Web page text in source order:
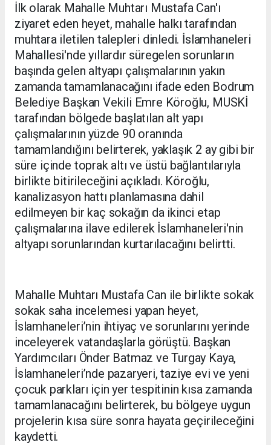
İlk olarak Mahalle Muhtarı Mustafa Can'ı
ziyaret eden heyet, mahalle halkı tarafından
muhtara iletilen talepleri dinledi. İslamhaneleri
Mahallesi'nde yıllardır süregelen sorunların
başında gelen altyapı çalışmalarının yakın
zamanda tamamlanacağını ifade eden Bodrum
Belediye Başkan Vekili Emre Köroğlu, MUSKİ
tarafından bölgede başlatılan alt yapı
çalışmalarının yüzde 90 oranında
tamamlandığını belirterek, yaklaşık 2 ay gibi bir
süre içinde toprak altı ve üstü bağlantılarıyla
birlikte bitirileceğini açıkladı. Köroğlu,
kanalizasyon hattı planlamasına dahil
edilmeyen bir kaç sokağın da ikinci etap
çalışmalarına ilave edilerek İslamhaneleri'nin
altyapı sorunlarından kurtarılacağını belirtti.
Mahalle Muhtarı Mustafa Can ile birlikte sokak
sokak saha incelemesi yapan heyet,
İslamhaneleri’nin ihtiyaç ve sorunlarını yerinde
inceleyerek vatandaşlarla görüştü. Başkan
Yardımcıları Önder Batmaz ve Turgay Kaya,
İslamhaneleri’nde pazaryeri, taziye evi ve yeni
çocuk parkları için yer tespitinin kısa zamanda
tamamlanacağını belirterek, bu bölgeye uygun
projelerin kısa süre sonra hayata geçirileceğini
kaydetti.